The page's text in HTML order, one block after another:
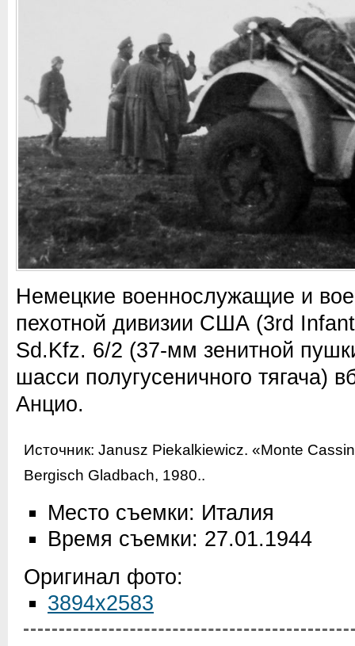
Немецкие военнослужащие и
пехотной дивизии США (3rd
Sd.Kfz. 6/2 (37-мм зенитной
шасси полугусеничного тягача)
Анцио.
Источник: Janusz Piekalkiewicz. «Monte
Bergisch Gladbach, 1980..
Место съемки: Италия
Время съемки: 27.01.1944
Оригинал фото:
3894x2583